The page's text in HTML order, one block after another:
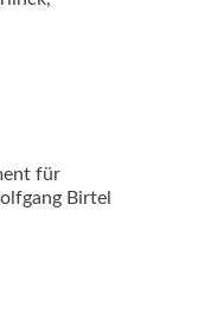
für
Birtel